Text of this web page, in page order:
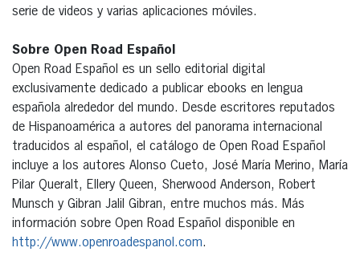
serie de videos y varias aplicaciones móviles.
Sobre Open Road Español
Open Road Español es un sello editorial digital
exclusivamente dedicado a publicar ebooks en lengua
española alrededor del mundo. Desde escritores reputados
de Hispanoamérica a autores del panorama internacional
traducidos al español, el catálogo de Open Road Español
incluye a los autores Alonso Cueto, José María Merino, María
Pilar Queralt, Ellery Queen, Sherwood Anderson, Robert
Munsch y Gibran Jalil Gibran, entre muchos más. Más
información sobre Open Road Español disponible en
http://www.openroadespanol.com.